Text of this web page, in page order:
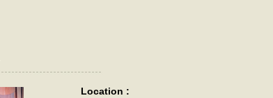
Location :